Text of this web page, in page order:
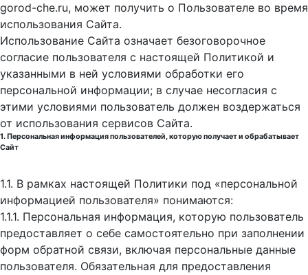
gorod-che.ru, может получить о Пользователе во время
использования Cайта.
Использование Сайта означает безоговорочное
согласие пользователя с настоящей Политикой и
указанными в ней условиями обработки его
персональной информации; в случае несогласия с
этими условиями пользователь должен воздержаться
от использования сервисов Сайта.
1. Персональная информация пользователей, которую получает и обрабатывает
Сайт
1.1. В рамках настоящей Политики под «персональной
информацией пользователя» понимаются:
1.1.1. Персональная информация, которую пользователь
предоставляет о себе самостоятельно при заполнении
форм обратной связи, включая персональные данные
пользователя. Обязательная для предоставления